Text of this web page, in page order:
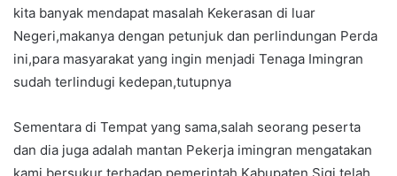
kita banyak mendapat masalah Kekerasan di luar
Negeri,makanya dengan petunjuk dan perlindungan Perda
ini,para masyarakat yang ingin menjadi Tenaga Imingran
sudah terlindugi kedepan,tutupnya
Sementara di Tempat yang sama,salah seorang peserta
dan dia juga adalah mantan Pekerja imingran mengatakan